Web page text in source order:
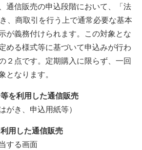
通信販売の申込段階において、「法
、商取引を行う上で通常必要な基本
が義務付けられます。この対象とな
める様式等に基づいて申込みが行わ
２点です。定期購入に限らず、一回
となります。
を利用した通信販売
がき、申込用紙等）
用した通信販売
する画面